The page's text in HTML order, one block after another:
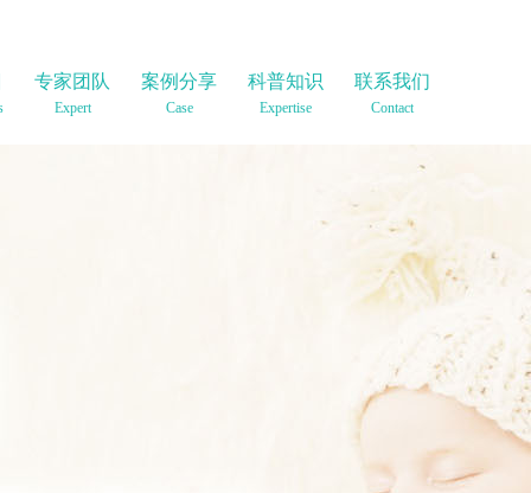
专家团队
Expert
案例分享
Case
科普知识
Expertise
联系我们
Contact